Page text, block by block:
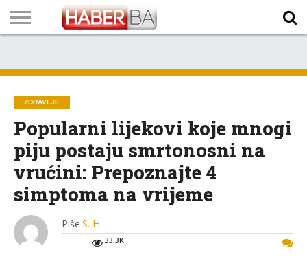
TECH
PROGRAM
PROGNOZA
PUTEVIMA
LISTA
NAMA
ZDRAVLJE
Popularni lijekovi koje mnogi
piju postaju smrtonosni na
vrućini: Prepoznajte 4
simptoma na vrijeme
Piše S. H.
33.3K